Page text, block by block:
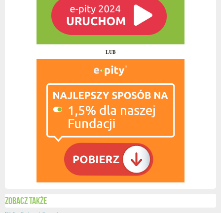
LUB
Zobacz także